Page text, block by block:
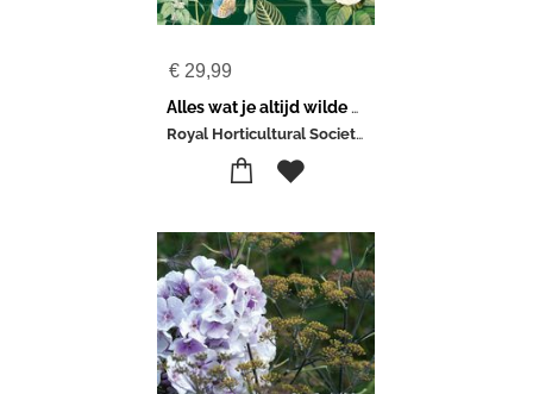
€ 29,99
Alles wat je altijd wilde weten over plant en tuin
Royal Horticultural Society-Ann Treneman